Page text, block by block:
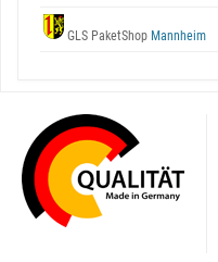
GLS PaketShop Mannheim